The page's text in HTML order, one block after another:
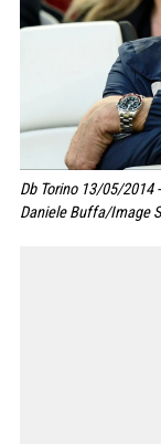
Db Torino 13/05/2014
Daniele Buffa/Image